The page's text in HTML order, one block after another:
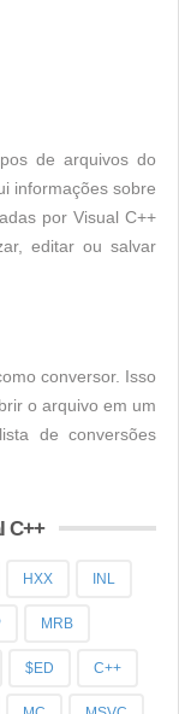
de arquivos do
informações sobre
por Visual C++
editar ou salvar
conversor. Isso
o arquivo em um
de conversões
C++
HXX INL
MRB
$ED C++